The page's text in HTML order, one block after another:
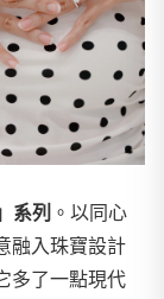
系列 。以同心
融入珠寶設計
多了一點現代